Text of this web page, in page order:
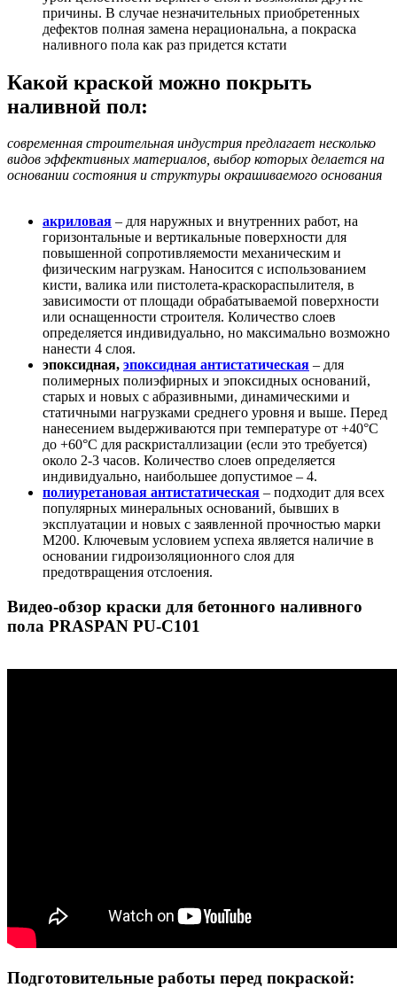
причины. В случае незначительных приобретенных
дефектов полная замена нерациональна, а покраска
наливного пола как раз придется кстати
Какой краской можно покрыть
наливной пол:
современная строительная индустрия предлагает несколько
видов эффективных материалов, выбор которых делается на
основании состояния и структуры окрашиваемого основания
акриловая – для наружных и внутренних работ, на
горизонтальные и вертикальные поверхности для
повышенной сопротивляемости механическим и
физическим нагрузкам. Наносится с использованием
кисти, валика или пистолета-краскораспылителя, в
зависимости от площади обрабатываемой поверхности
или оснащенности строителя. Количество слоев
определяется индивидуально, но максимально возможно
нанести 4 слоя.
эпоксидная, эпоксидная антистатическая – для
полимерных полиэфирных и эпоксидных оснований,
старых и новых с абразивными, динамическими и
статичными нагрузками среднего уровня и выше. Перед
нанесением выдерживаются при температуре от +40°С
до +60°С для раскристаллизации (если это требуется)
около 2-3 часов. Количество слоев определяется
индивидуально, наибольшее допустимое – 4.
полиуретановая антистатическая – подходит для всех
популярных минеральных оснований, бывших в
эксплуатации и новых с заявленной прочностью марки
М200. Ключевым условием успеха является наличие в
основании гидроизоляционного слоя для
предотвращения отслоения.
Видео-обзор краски для бетонного наливного
пола PRASPAN PU-C101
Подготовительные работы перед покраской: